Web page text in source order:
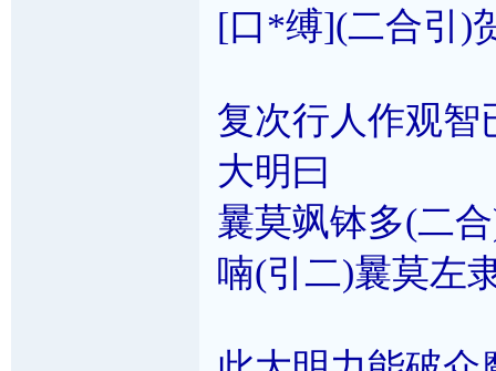
[口*缚](二合引)
复次行人作观智
大明曰
曩莫飒钵多(二
喃(引二)曩莫左